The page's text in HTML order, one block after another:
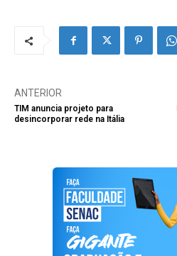
ANTERIOR
TIM anuncia projeto para
desincorporar rede na Itália